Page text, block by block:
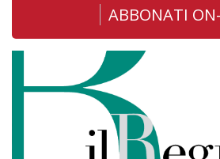
ABBONATI